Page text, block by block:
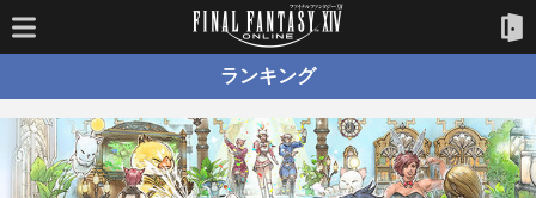
ランキング